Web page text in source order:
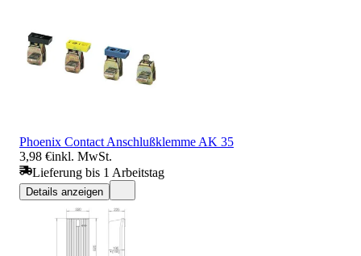
Phoenix Contact Anschlußklemme AK 35
3,98 €inkl. MwSt.
Lieferung bis 1 Arbeitstag
Details anzeigen